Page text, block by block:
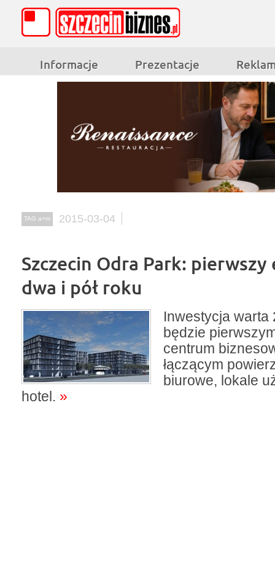
Informacje Prezentacje
TAG a+m 2015-03-04
Szczecin Odra Park: pierwszy
dwa i pół roku
Inwestycja warta
będzie
centrum
łączącym
biurowe, lokale
hotel. »